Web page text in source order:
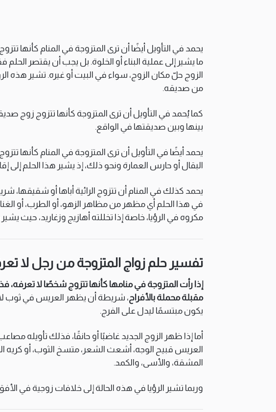
يحمد في التأويل أيضًا أن ترى المتزوجة في المنام كأنها
ما يشير إلى عملية البناء أو الخلوة. بل يجب أن يقتصر
الزوج حلّ مكان الزوج، سواء في البيت أو غيره. تشير هذه
من صديقه.
كما يُحمد في التأويل أن ترى المتزوجة كأنها تتزوج زوج
بينها وبين صديقتها في الواقع.
يحمد أيضًا في التأويل أن ترى المتزوجة في المنام كأنها
البقال أو حارس العمارة ونحو ذلك، إذ يشير هذا الحلم
يحمد كذلك في المنام أن تتزوج الرائية أباها أو شقيقها،
في هذا الحلم أي مظهر من مظاهر الزهو، أو الطرب، أو
مكروه في الرؤيا، خاصة إذا تخللته أهازيج وزغاريد، حيث
تفسير حلم زواج المتزوجة من رجل لا
إذا رأت المتزوجة في منامها كأنها تتزوج شخصًا لا تعرفه،
مقبلة محملة بالأفراح، شريطة أن يظهر العريس في ثوب
يكون مبتسمًا ليدل على الفرج.
أما إذا ظهر الزوج الجديد غاضبًا أو حانقًا، فذلك تأويله
العريس قبيح الوجه، أشعث الشعر، متسخ الثوب، أو كريه
المشقة، والأسى، والكمد.
وربما تشير الرؤيا في هذه الحالة إلى خلافات زوجية في